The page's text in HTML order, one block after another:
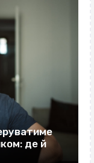
де й